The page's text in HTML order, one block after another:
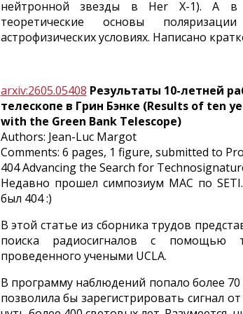
нейтронной звезды в Her X-1). А в
теоретические основы
астрофизических условиях. Написано
arxiv:2605.05408 Результаты 10-летней
телескопе в Грин Бэнке (Results of ten
with the Green Bank Telescope)
Authors: Jean-Luc Margot
Comments: 6 pages, 1 figure, submitted to
404 Advancing the Search for
Недавно прошел симпозиум МАС по
был 404 :)
В этой статье из сборника трудов
поиска радиосигналов с помощью
проведенного учеными UCLA.
В программу наблюдений попало более 70
позволила бы зарегистрировать сигнал